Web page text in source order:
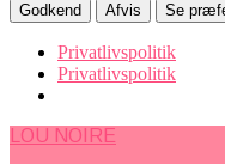
Godkend Afvis Se
Privatlivspolitik
Privatlivspolitik
LOU NOIRE